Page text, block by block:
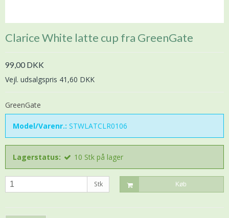
Clarice White latte cup fra GreenGate
99,00 DKK
Vejl. udsalgspris 41,60 DKK
GreenGate
Model/Varenr.: STWLATCLR0106
Lagerstatus: 10 Stk på lager
Stk Køb